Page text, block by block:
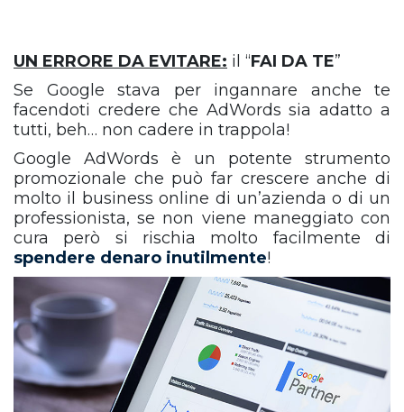
UN ERRORE DA EVITARE: il “FAI DA TE”
Se Google stava per ingannare anche te
facendoti credere che AdWords sia adatto a
tutti, beh… non cadere in trappola!
Google AdWords è un potente strumento
promozionale che può far crescere anche di
molto il business online di un’azienda o di un
professionista, se non viene maneggiato con
cura però si rischia molto facilmente di
spendere denaro inutilmente!